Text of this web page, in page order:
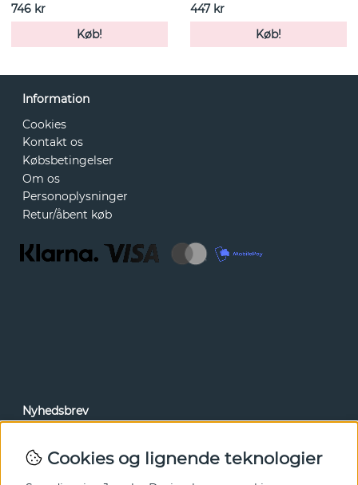
746 kr
Køb!
447 kr
Køb!
Information
Cookies
Kontakt os
Købsbetingelser
Om os
Personoplysninger
Retur/åbent køb
Nyhedsbrev
tilbud før alle andre. Tilmeld dig herunder.
Ja tak!
Cookies og lignende teknologier